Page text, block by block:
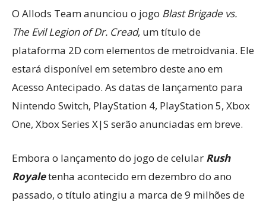
O Allods Team anunciou o jogo Blast Brigade vs.
The Evil Legion of Dr. Cread, um título de
plataforma 2D com elementos de metroidvania. Ele
estará disponível em setembro deste ano em
Acesso Antecipado. As datas de lançamento para
Nintendo Switch, PlayStation 4, PlayStation 5, Xbox
One, Xbox Series X|S serão anunciadas em breve.
Embora o lançamento do jogo de celular Rush
Royaletenha acontecido em dezembro do ano
passado, o título atingiu a marca de 9 milhões de